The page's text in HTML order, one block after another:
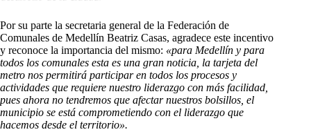
Por su parte la secretaria general de la Federación de
Comunales de Medellín Beatriz Casas, agradece este incentivo
y reconoce la importancia del mismo: «para Medellín y para
todos los comunales esta es una gran noticia, la tarjeta del
metro nos permitirá participar en todos los procesos y
actividades que requiere nuestro liderazgo con más facilidad,
pues ahora no tendremos que afectar nuestros bolsillos, el
municipio se está comprometiendo con el liderazgo que
hacemos desde el territorio».